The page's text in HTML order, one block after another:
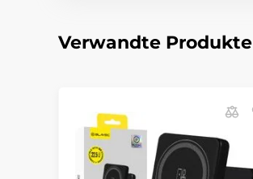
Verwandte Produkte